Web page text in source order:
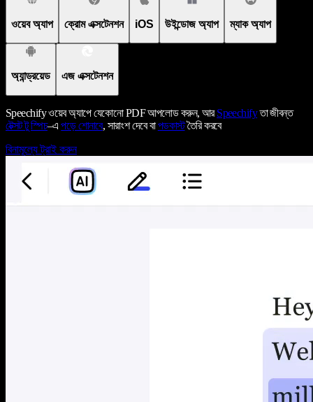
ওয়েব অ্যাপ ক্রোম এক্সটেনশন iOS উইন্ডোজ অ্যাপ ম্যাক অ্যাপ
অ্যান্ড্রয়েড এজ এক্সটেনশন
Speechify ওয়েব অ্যাপে যেকোনো PDF আপলোড করুন, আরSpeechifyতা জীবন্ত
টেক্সট টু স্পিচ–এপড়ে শোনাবে, সারাংশ দেবে বাপডকাস্টতৈরি করবে
বিনামূল্যে ট্রাই করুন